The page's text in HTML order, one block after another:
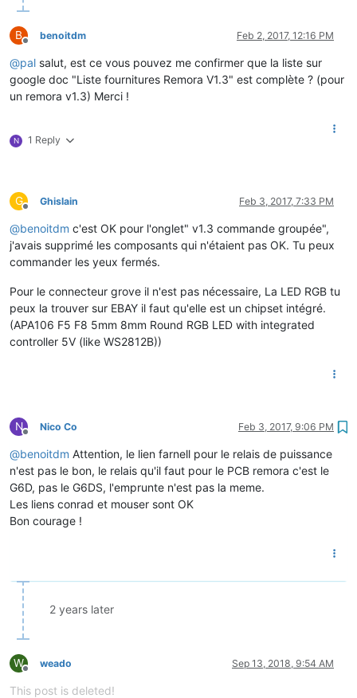
B
Offline
benoitdm Feb 2, 2017, 12:16 PM
@pal salut, est ce vous pouvez me confirmer que la liste sur
google doc "Liste fournitures Remora V1.3" est complète ? (pour
un remora v1.3) Merci !
N 1 Reply
G
Offline
Ghislain Feb 3, 2017, 7:33 PM
@benoitdm c'est OK pour l'onglet" v1.3 commande groupée",
j'avais supprimé les composants qui n'étaient pas OK. Tu peux
commander les yeux fermés.
Pour le connecteur grove il n'est pas nécessaire, La LED RGB tu
peux la trouver sur EBAY il faut qu'elle est un chipset intégré.
(APA106 F5 F8 5mm 8mm Round RGB LED with integrated
controller 5V (like WS2812B))
N
Offline
Nico Co Feb 3, 2017, 9:06 PM
@benoitdm Attention, le lien farnell pour le relais de puissance
n'est pas le bon, le relais qu'il faut pour le PCB remora c'est le
G6D, pas le G6DS, l'emprunte n'est pas la meme.
Les liens conrad et mouser sont OK
Bon courage !
2 years later
W
Offline
weado Sep 13, 2018, 9:54 AM
This post is deleted!